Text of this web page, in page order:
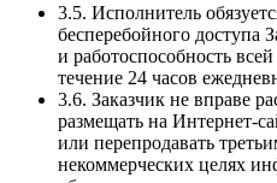
3.5. Исполнитель
бесперебойного доступа
и работоспособность
течение 24 часов
3.6. Заказчик не вправе
размещать на Интернет-
или перепродавать
некоммерческих целях